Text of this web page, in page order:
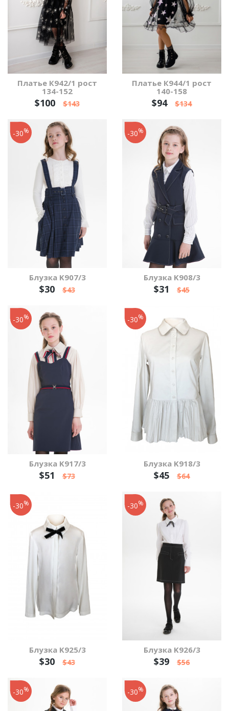
Платье К942/1 рост
134-152
$100 $143
Платье К944/1 рост
140-158
$94 $134
Блузка K907/3
$30 $43
-30%
Блузка K908/3
$31 $45
-30%
Блузка K917/3
$51 $73
-30%
Блузка K918/3
$45 $64
-30%
Блузка K925/3
$30 $43
-30%
Блузка K926/3
$39 $56
-30%
-30% -30%